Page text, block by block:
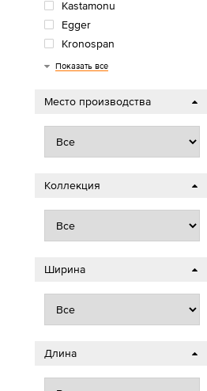
Kastamonu
Egger
Kronospan
Wood Style
Royce
AGT
Classen
Timber
Показать все
Место производства
Коллекция
Ширина
Длина